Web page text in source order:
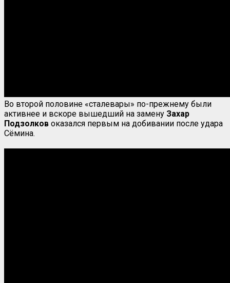
Во второй половине «сталевары» по-прежнему были
активнее и вскоре вышедший на замену Захар
Подзолков оказался первым на добивании после удара
Сёмина.